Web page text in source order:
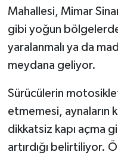
Mahallesi, Mimar
gibi yoğun
yaralanmalı ya da
meydana geliyor.
Sürücülerin
etmemesi, aynaların
dikkatsiz kapı açma
artırdığı belirtiliyor.